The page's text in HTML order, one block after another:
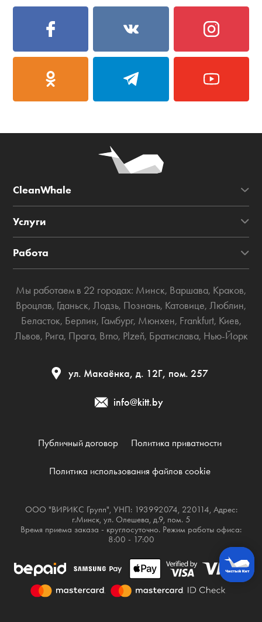
CleanWhale
Услуги
Работа
Мы работаем в 22 городах: Минск, Варшава, Краков,
Вроцлав, Гданьск, Лодзь, Познань, Катовице, Люблин,
Беласток, Берлин, Гамбург, Мюнхен, Frankfurt, Киев,
Львов, Рига, Прага, Brno, Plzeň, Братислава, Нью-Йорк
ул. Макаёнка, д. 12Г, пом. 257
info@kitt.by
Публичный договор Политика приватности
Политика использования файлов cookie
ООО "ВИРИКС Групп", УНП: 193992074, 220114, Адрес:
г.Минск, ул. Олешева, д.9, пом. 5
Время приема заказа - круглосуточно. Режим работы офиса:
8:00 - 17:00